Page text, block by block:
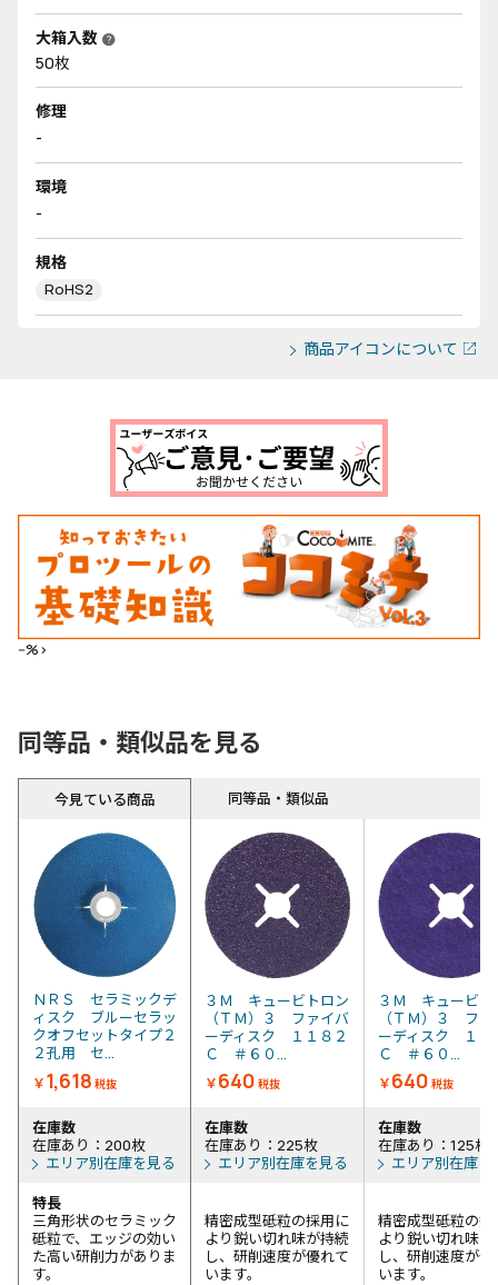
大箱入数 help
50枚
修理
-
環境
-
規格
RoHS2
商品アイコンについて
--%>
同等品・類似品を見る
今見ている商品 同等品・類似品
ＮＲＳ セラミックデ
ィスク ブルーセラッ
クオフセットタイプ２
２孔用 セ...
￥1,618 税抜
３Ｍ キュービトロン
（ＴＭ）３ ファイバ
ーディスク １１８２
Ｃ ＃６０...
￥640 税抜
３Ｍ キュービト
（ＴＭ）３ ファ
ーディスク １１
Ｃ ＃６０...
￥640 税抜
在庫数
在庫あり：200枚
エリア別在庫を見る
在庫数
在庫あり：225枚
エリア別在庫を見る
在庫数
在庫あり：125枚
エリア別在庫を
特長
三角形状のセラミック
砥粒で、エッジの効い
た高い研削力がありま
す。
精密成型砥粒の採用に
より鋭い切れ味が持続
し、研削速度が優れて
います。
精密成型砥粒の採
より鋭い切れ味が
し、研削速度が優
います。